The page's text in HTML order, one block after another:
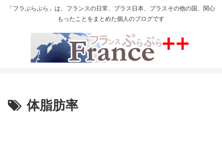
「フラぷらぷら」は、フランスの日常、プラス日本、プラスその他の国、関心
もったことをまとめた個人のブログです
体脂肪率